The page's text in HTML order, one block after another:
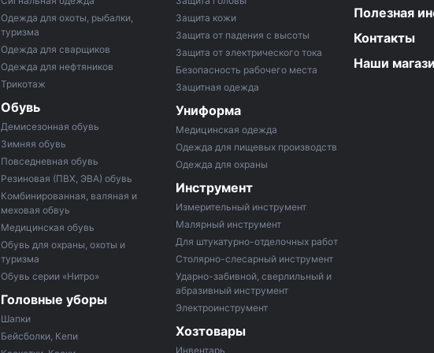
Одежда для охоты, рыбалки,
туризма
Одежда для сварщиков
Одежда для нефтяников
Трикотаж
Обувь
Демисезонная обувь
Зимняя обувь
Повседневная обувь
Резиновая (ПВХ, ЭВА) обувь
Комбинированная, валяная и
меховая обвуь
Медицинская обувь
Обувь для охраны, охоты и
туризма
Обувь серии «Нитро»
Головные уборы
Шапки
Бейсболки, Кепи
Защита кожи
Защита от падения с высоты
Защита от электрического тока
Безопасность рабочего места
Защитная одежда
Униформа
Медицинская одежда
Одежда для пищевых производств
Одежда для охраны
Инструмент
Измерительный инструмент
Малярный инструмент
Для штукатурно-отделочных работ
Столярно-слесарный инструмент
Ударно-забивной, сверлильный и
абразивный инструмент
Электроинструмент
Хозтовары
Инвентарь
Полезная
Контакты
Наши